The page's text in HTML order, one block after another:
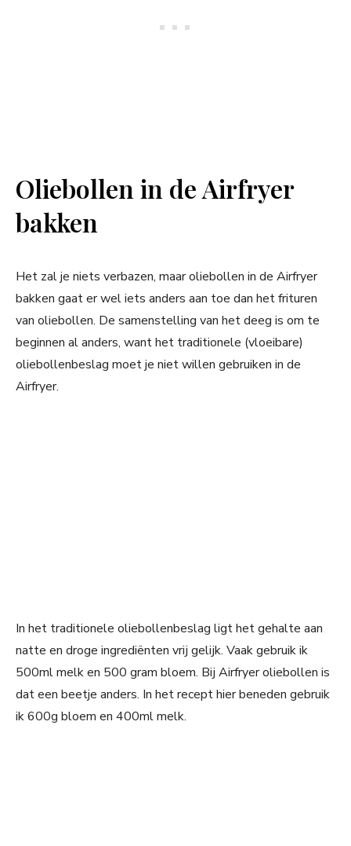
Oliebollen in de Airfryer
bakken
Het zal je niets verbazen, maar oliebollen in de Airfryer
bakken gaat er wel iets anders aan toe dan het frituren
van oliebollen. De samenstelling van het deeg is om te
beginnen al anders, want het traditionele (vloeibare)
oliebollenbeslag moet je niet willen gebruiken in de
Airfryer.
In het traditionele oliebollenbeslag ligt het gehalte aan
natte en droge ingrediënten vrij gelijk. Vaak gebruik ik
500ml melk en 500 gram bloem. Bij Airfryer oliebollen is
dat een beetje anders. In het recept hier beneden gebruik
ik 600g bloem en 400ml melk.